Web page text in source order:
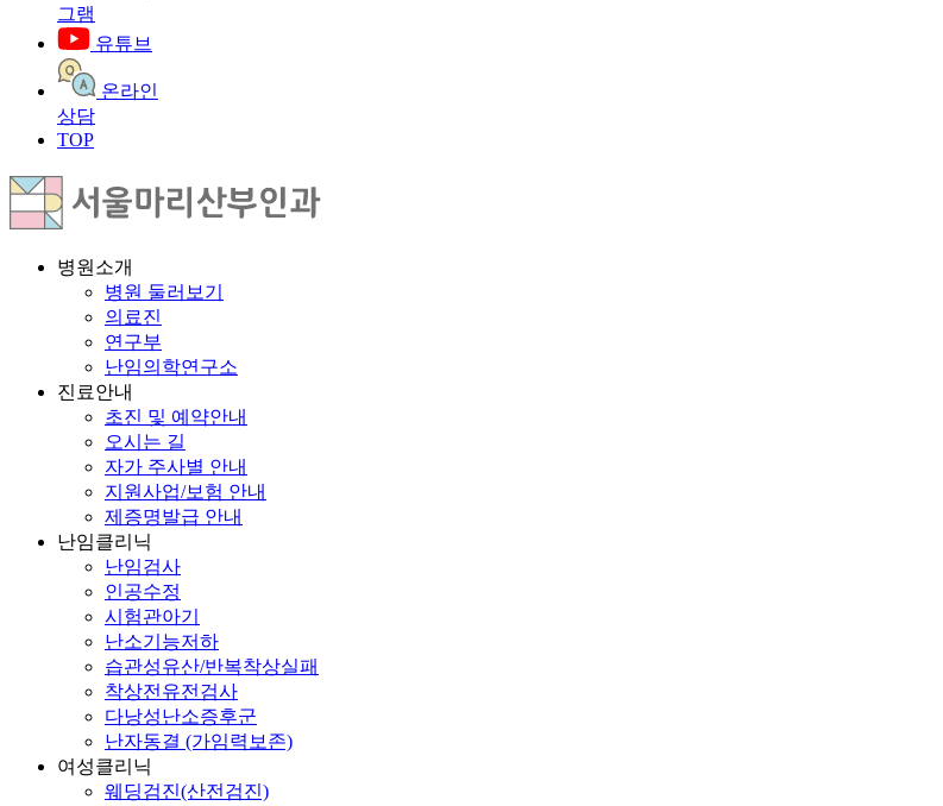
그램
유튜브
온라인
상담
TOP
병원소개
병원 둘러보기
의료진
연구부
난임의학연구소
진료안내
초진 및 예약안내
오시는 길
자가 주사별 안내
지원사업/보험 안내
제증명발급 안내
난임클리닉
난임검사
인공수정
시험관아기
난소기능저하
습관성유산/반복착상실패
착상전유전검사
다낭성난소증후군
난자동결 (가임력보존)
여성클리닉
웨딩검진(산전검진)